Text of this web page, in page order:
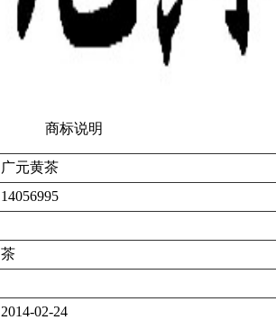
商标说明
广元黄茶
14056995
茶
2014-02-24